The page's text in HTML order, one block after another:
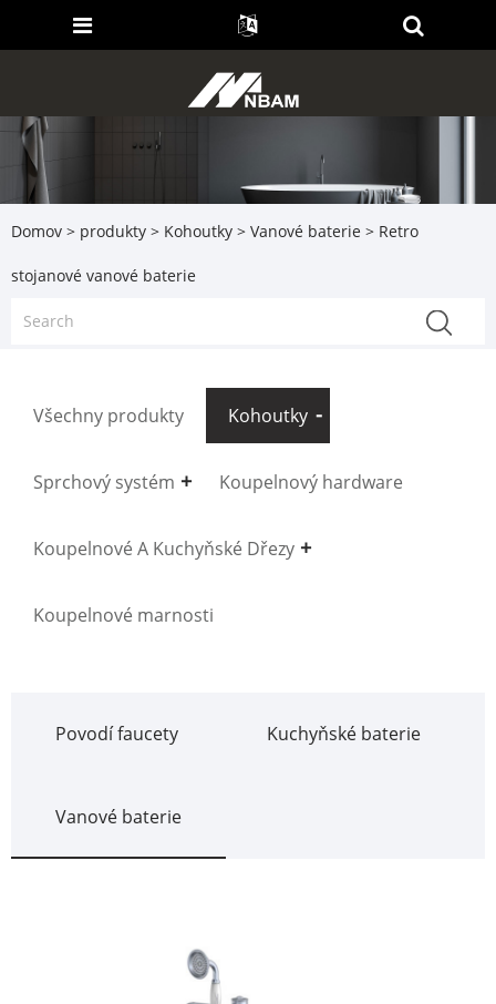
Domov > produkty > Kohoutky > Vanové baterie > Retro
stojanové vanové baterie
Všechny produkty Kohoutky
Sprchový systém Koupelnový hardware
Koupelnové A Kuchyňské Dřezy
Koupelnové marnosti
Povodí faucety Kuchyňské baterie
Vanové baterie